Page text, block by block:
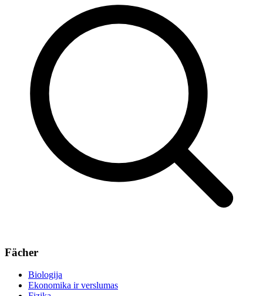
Fächer
Biologija
Ekonomika ir verslumas